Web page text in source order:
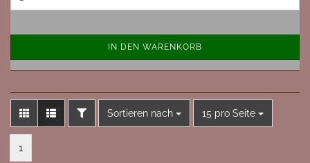
IN DEN WARENKORB
FILTERSortieren nach
Sortieren nach 15 pro Seite
pro Seite
1